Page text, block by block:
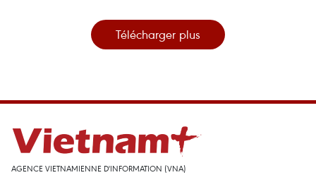
Télécharger plus
AGENCE VIETNAMIENNE D'INFORMATION (VNA)